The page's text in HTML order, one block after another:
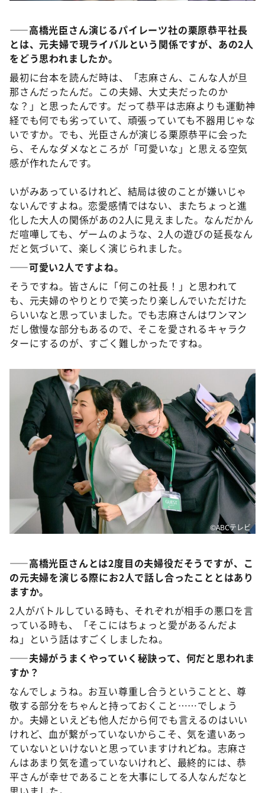
――高橋光臣さん演じるパイレーツ社の栗原恭平社長
とは、元夫婦で現ライバルという関係ですが、あの2人
をどう思われましたか。
最初に台本を読んだ時は、「志麻さん、こんな人が旦
那さんだったんだ。この夫婦、大丈夫だったのか
な？」と思ったんです。だって恭平は志麻よりも運動神
経でも何でも劣っていて、頑張っていても不器用じゃな
いですか。でも、光臣さんが演じる栗原恭平に会った
ら、そんなダメなところが「可愛いな」と思える空気
感が作れたんです。
いがみあっているけれど、結局は彼のことが嫌いじゃ
ないんですよね。恋愛感情ではない、またちょっと進
化した大人の関係があの2人に見えました。なんだかん
だ喧嘩しても、ゲームのような、2人の遊びの延長なん
だと気づいて、楽しく演じられました。
――可愛い2人ですよね。
そうですね。皆さんに「何この社長！」と思われて
も、元夫婦のやりとりで笑ったり楽しんでいただけた
らいいなと思っていました。でも志麻さんはワンマン
だし傲慢な部分もあるので、そこを愛されるキャラク
ターにするのが、すごく難しかったですね。
©ABCテレビ
――高橋光臣さんとは2度目の夫婦役だそうですが、 こ
の元夫婦を演じる際にお2人で話し合ったこととはあり
ますか。
2人がバトルしている時も、それぞれが相手の悪口を言
っている時も、「そこにはちょっと愛があるんだよ
ね」という話はすごくしましたね。
――夫婦がうまくやっていく秘訣って、 何だと思われま
すか？
なんでしょうね。お互い尊重し合うということと、尊
敬する部分をちゃんと持っておくこと……でしょう
か。夫婦といえども他人だから何でも言えるのはいい
けれど、血が繋がっていないからこそ、気を遣いあっ
ていないといけないと思っていますけれどね。志麻さ
んはあまり気を遣っていないけれど、最終的には、恭
平さんが幸せであることを大事にしてる人なんだなと